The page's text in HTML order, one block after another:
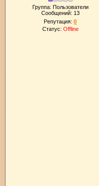
Группа: Пользователи
Сообщений: 13
Репутация:0
Статус: Offline